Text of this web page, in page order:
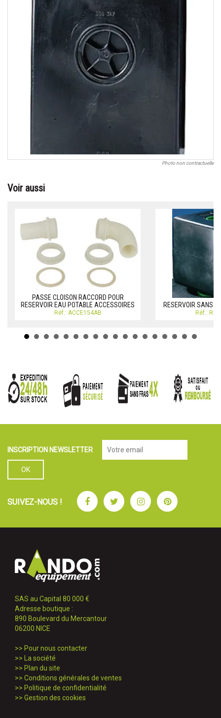
Photo non contractuelle
Voir aussi
PASSE CLOISON RACCORD POUR
RESERVOIR EAU POTABLE ACCESSOIRES
Réf.: ACCE154AB
RESERVOIR SANS
Réf.:
INSCRIPTION NEWSLETTER
SUIVEZ-NOUS ! FacebookTwitterInstagramPinterest
SAS au Capital 80 000 €
Adresse boutique :
890 Boulevard du Mercantour
06200 NICE
>> Pour nous contacter
>>
La société
>> Plan du site
>> Conditions générales de ventes
>> Politique de confidentialité
>> Gestion des cookies